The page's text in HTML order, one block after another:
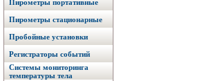
Пирометры портативные
Пирометры стационарные
Пробойные установки
Регистраторы событий
Системы мониторинга
температуры тела